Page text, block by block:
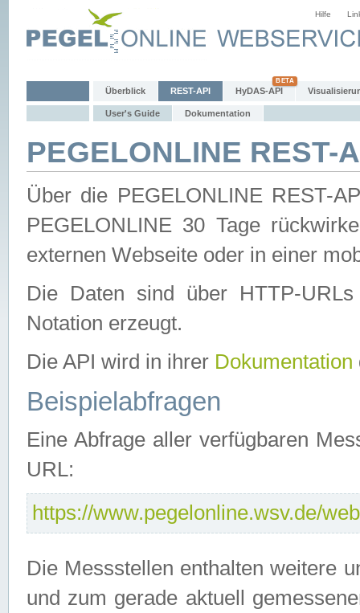
Hilfe
Überblick REST-API HyDAS-API
User's Guide Dokumentation
PEGELONLINE REST-
Über die PEGELONLINE REST-
PEGELONLINE 30 Tage
externen Webseite oder in einer
Die Daten sind über HTTP-
Notation erzeugt.
Die API wird in ihrer Dokumentation
Beispielabfragen
Eine Abfrage aller verfügbaren
URL:
https://www.pegelonline.wsv.de/
Die Messstellen enthalten weitere
und zum gerade aktuell